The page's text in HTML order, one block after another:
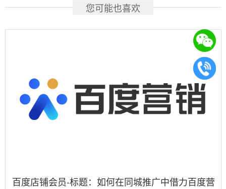
您可能也喜欢
百度店铺会员-标题：如何在同城推广中借力百度营